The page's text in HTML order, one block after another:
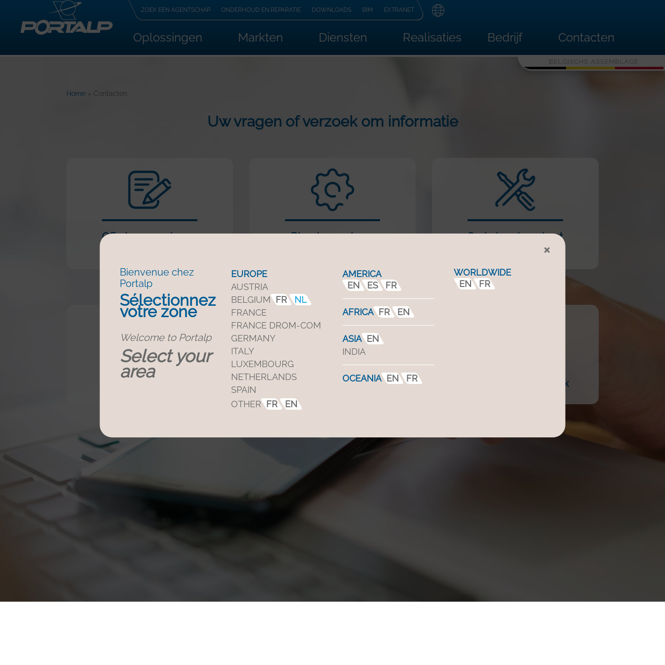
ZOEK EEN AGENTSCHAP ONDERHOUD EN REPARATIE DOWNLOADS BIM EXTRANET
Oplossingen Markten Diensten Realisaties Bedrijf Contacten
BELGISCHE ASSEMBLAGE
Home » Contacten
Uw vragen of verzoek om informatie
Offertes voor nieuwe
Dienst na verkoop
Onderhoudscontract
Product training Doe een ander verzoek
×
Bienvenue chez
Portalp
Sélectionnez
votre zone
Welcome to Portalp
Select your
area
EUROPE
AUSTRIA
BELGIUM
FR
NL
FRANCE
FRANCE DROM-COM
GERMANY
ITALY
LUXEMBOURG
NETHERLANDS
SPAIN
OTHER
FR EN
AMERICA
EN
ES FR
AFRICA FR EN
ASIA EN
INDIA
OCEANIA EN FR
WORLDWIDE
EN
FR